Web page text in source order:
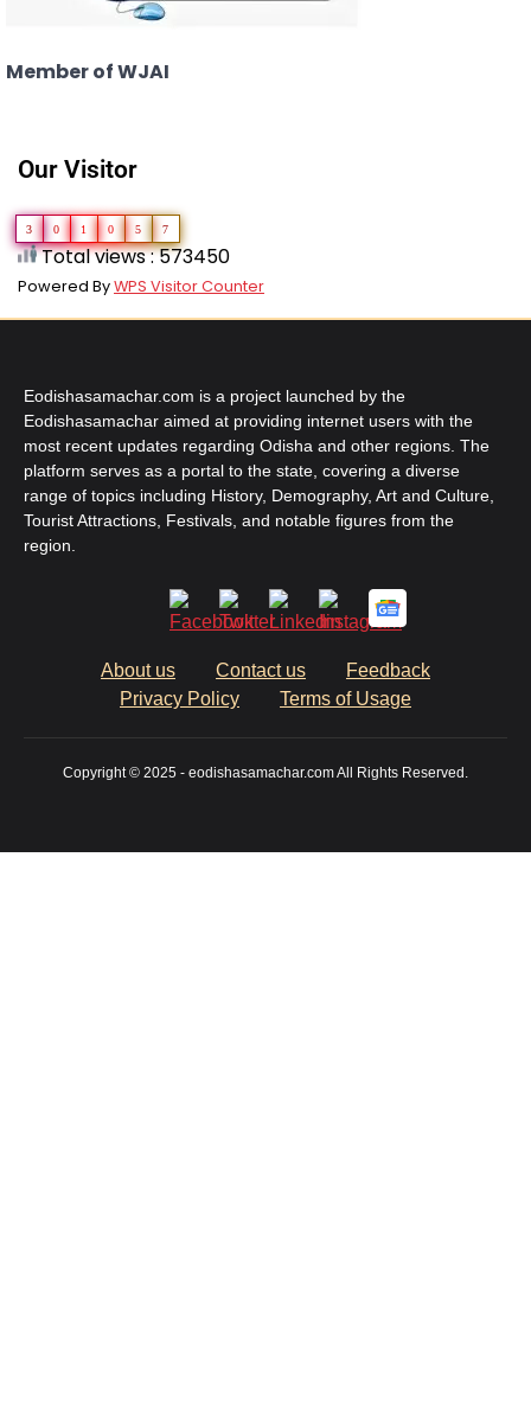
Member of WJAI
Our Visitor
3 0 1 0 5 7
Total views : 573450
Powered ByWPS Visitor Counter
Eodishasamachar.com is a project launched by the
Eodishasamachar aimed at providing internet users with the
most recent updates regarding Odisha and other regions. The
platform serves as a portal to the state, covering a diverse
range of topics including History, Demography, Art and Culture,
Tourist Attractions, Festivals, and notable figures from the
region.
About us Contact us
Feedback
Privacy Policy
Terms of Usage
Copyright © 2025 - eodishasamachar.com All Rights Reserved.